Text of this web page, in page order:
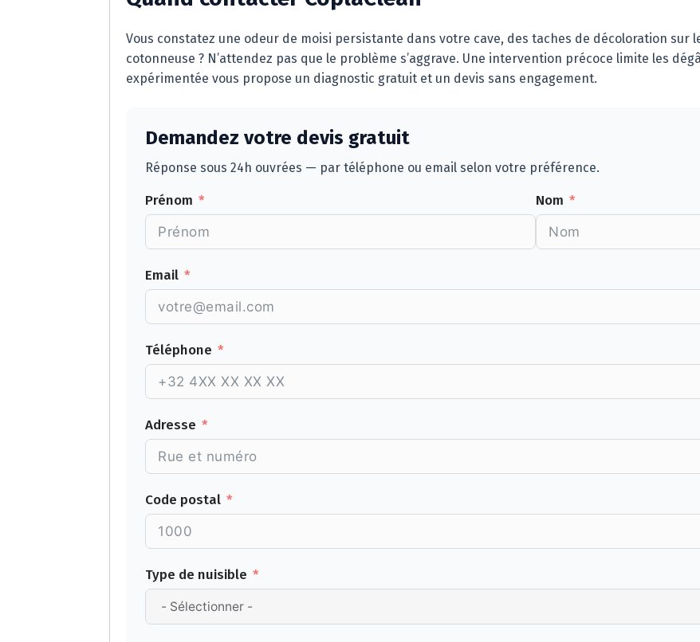
Vous constatez une odeur de moisi persistante dans votre cave, des taches de décoloration sur
cotonneuse ? N’attendez pas que le problème s’aggrave. Une intervention précoce limite les
expérimentée vous propose un diagnostic gratuit et un devis sans engagement.
Demandez votre devis gratuit
Réponse sous 24h ouvrées — par téléphone ou email selon votre préférence.
Prénom Nom
Email
Téléphone
Adresse
Code postal
Type de nuisible